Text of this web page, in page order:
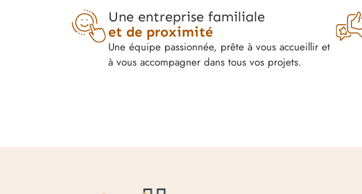
Une entreprise familiale
et de proximité
Une équipe passionnée, prête à vous accueillir et
à vous accompagner dans tous vos projets.